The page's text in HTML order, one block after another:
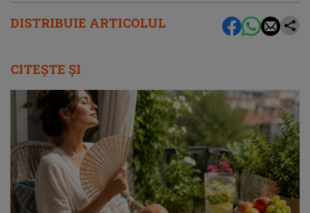
DISTRIBUIE ARTICOLUL
CITEȘTE ȘI